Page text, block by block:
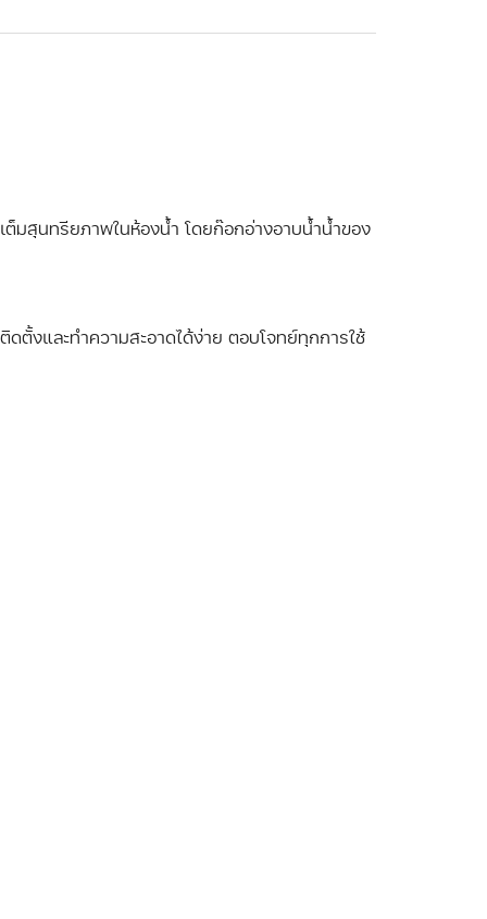
มสุนทรียภาพในห้องน้ำ โดยก๊อกอ่างอาบน้ำน้ำของ
ตั้งและทำความสะอาดได้ง่าย ตอบโจทย์ทุกการใช้